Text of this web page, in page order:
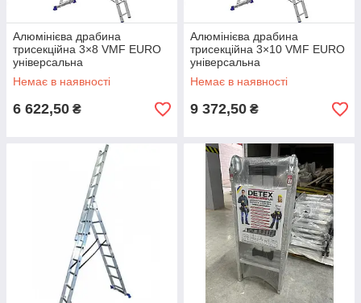
Алюмінієва драбина
трисекційна 3×8 VMF EURO
універсальна
Немає в наявності
6 622,50 ₴
Алюмінієва драбина
трисекційна 3×10 VMF EURO
універсальна
Немає в наявності
9 372,50 ₴